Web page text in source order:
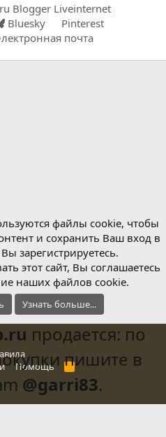
Blogger Liveinternet
Bluesky
Pinterest
почта
Помощь
R
S
файлы cookie, чтобы
и сохранить Ваш вход в
зарегистрируетесь.
этот сайт, Вы соглашаетесь
наших файлов cookie.
Узнать больше...
продается: по
пишите в
@garri83.